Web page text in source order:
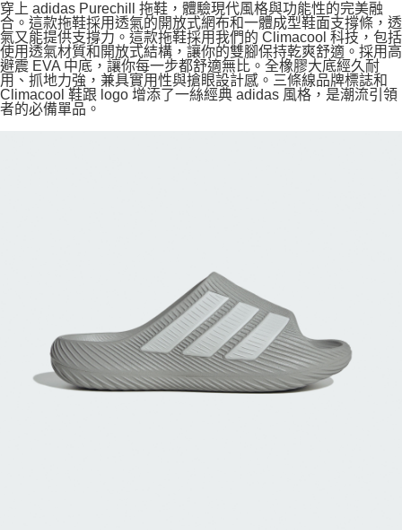
穿上 adidas Purechill 拖鞋，體驗現代風格與功能性的完美融
合。這款拖鞋採用透氣的開放式網布和一體成型鞋面支撐條，透
氣又能提供支撐力。這款拖鞋採用我們的 Climacool 科技，包括
使用透氣材質和開放式結構，讓你的雙腳保持乾爽舒適。採用高
避震 EVA 中底，讓你每一步都舒適無比。全橡膠大底經久耐
用、抓地力強，兼具實用性與搶眼設計感。三條線品牌標誌和
Climacool 鞋跟 logo 增添了一絲經典 adidas 風格，是潮流引領
者的必備單品。